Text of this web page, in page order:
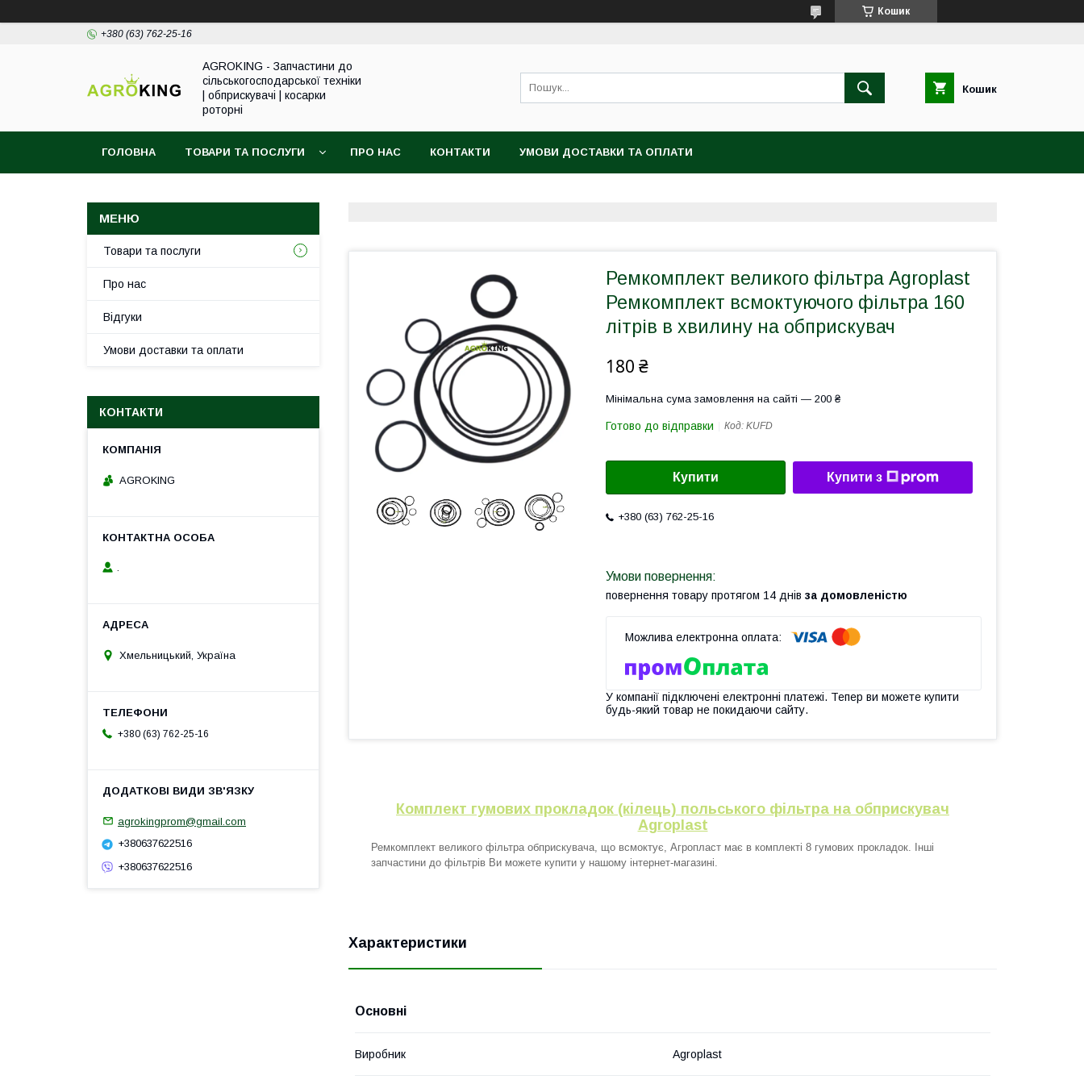
Кошик
+380 (63) 762-25-16
AGROKING - Запчастини до
сільськогосподарської техніки
| обприскувачі | косарки
роторні
Кошик
ГОЛОВНА ТОВАРИ ТА ПОСЛУГИ ПРО НАС КОНТАКТИ УМОВИ ДОСТАВКИ ТА ОПЛАТИ
Ремкомплект великого фільтра Agroplast
Ремкомплект всмоктуючого фільтра 160
літрів в хвилину на обприскувач
180 ₴
Мінімальна сума замовлення на сайті — 200 ₴
Готово до відправки Код: KUFD
Купити Купити з
+380 (63) 762-25-16
повернення товару протягом 14 днів за домовленістю
У компанії підключені електронні платежі. Тепер ви можете купити
будь-який товар не покидаючи сайту.
Комплект гумових прокладок (кілець) польського фільтра на обприскувач
Agroplast
Ремкомплект великого фільтра обприскувача, що всмоктує, Агропласт має в комплекті 8 гумових прокладок. Інші
запчастини до фільтрів Ви можете купити у нашому інтернет-магазині.
Характеристики
Основні
Виробник Agroplast
Товари та послуги
Про нас
Відгуки
Умови доставки та оплати
КОНТАКТИ
AGROKING
.
Хмельницький, Україна
+380 (63) 762-25-16
agrokingprom@gmail.com
+380637622516
+380637622516